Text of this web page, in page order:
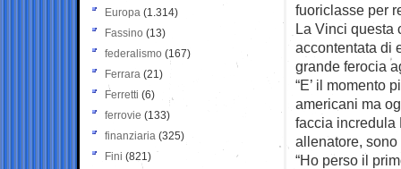
fuoriclasse per
La Vinci questa
accontentata di
grande ferocia
“E’ il momento
americani ma
faccia incredula
allenatore, sono
“Ho perso il
Europa (1.314)
Fassino (13)
federalismo (167)
Ferrara (21)
Ferretti (6)
ferrovie (133)
finanziaria (325)
Fini (821)